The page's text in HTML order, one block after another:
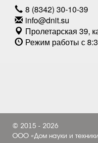
8 (8342) 30-10-39
info@dnit.su
Пролетарская 39,
Режим работы с
© 2015 - 2026
ООО «Дом науки и